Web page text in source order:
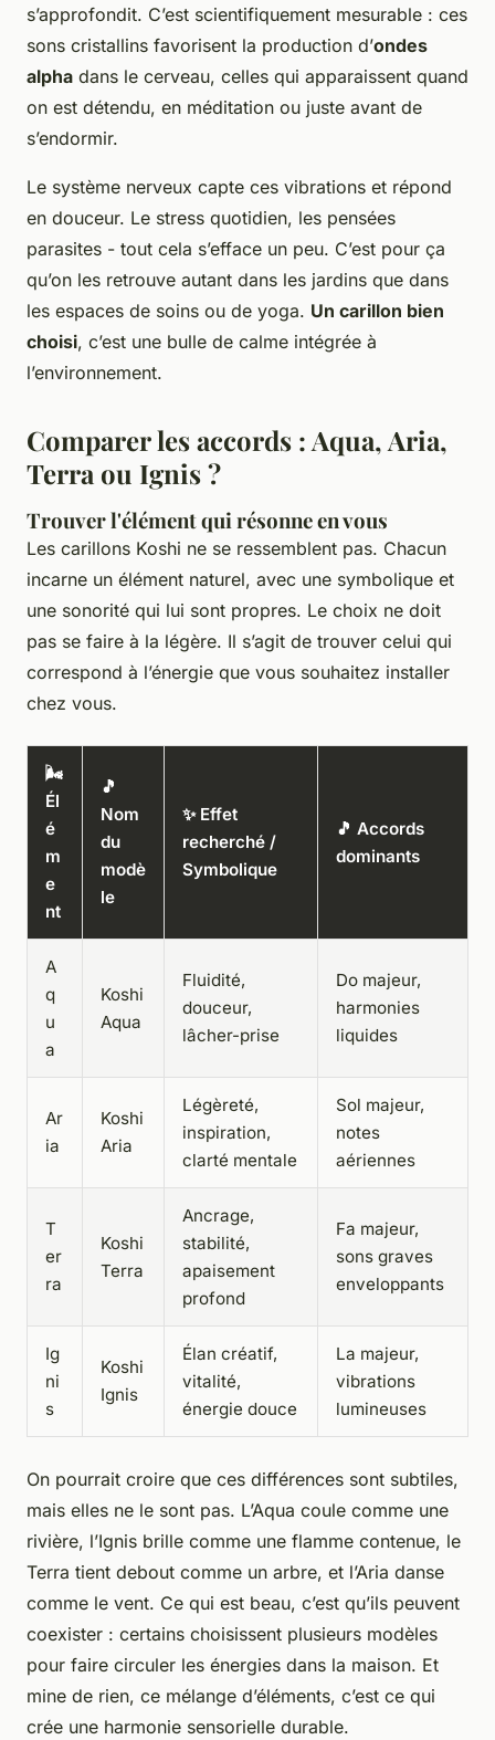
s’approfondit. C’est scientifiquement mesurable : ces
sons cristallins favorisent la production d’ondes
alpha dans le cerveau, celles qui apparaissent quand
on est détendu, en méditation ou juste avant de
s’endormir.
Le système nerveux capte ces vibrations et répond
en douceur. Le stress quotidien, les pensées
parasites - tout cela s’efface un peu. C’est pour ça
qu’on les retrouve autant dans les jardins que dans
les espaces de soins ou de yoga. Un carillon bien
choisi, c’est une bulle de calme intégrée à
l’environnement.
Comparer les accords : Aqua, Aria,
Terra ou Ignis ?
Trouver l'élément qui résonne en vous
Les carillons Koshi ne se ressemblent pas. Chacun
incarne un élément naturel, avec une symbolique et
une sonorité qui lui sont propres. Le choix ne doit
pas se faire à la légère. Il s’agit de trouver celui qui
correspond à l’énergie que vous souhaitez installer
chez vous.
🌬️
Él
é
m
e
nt
🎵
Nom
du
modè
le
✨ Effet
recherché /
Symbolique
🎵 Accords
dominants
A
q
u
a
Koshi
Aqua
Fluidité,
douceur,
lâcher-prise
Do majeur,
harmonies
liquides
Ar
ia
Koshi
Aria
Légèreté,
inspiration,
clarté mentale
Sol majeur,
notes
aériennes
T
er
ra
Koshi
Terra
Ancrage,
stabilité,
apaisement
profond
Fa majeur,
sons graves
enveloppants
Ig
ni
s
Koshi
Ignis
Élan créatif,
vitalité,
énergie douce
La majeur,
vibrations
lumineuses
On pourrait croire que ces différences sont subtiles,
mais elles ne le sont pas. L’Aqua coule comme une
rivière, l’Ignis brille comme une flamme contenue, le
Terra tient debout comme un arbre, et l’Aria danse
comme le vent. Ce qui est beau, c’est qu’ils peuvent
coexister : certains choisissent plusieurs modèles
pour faire circuler les énergies dans la maison. Et
mine de rien, ce mélange d’éléments, c’est ce qui
crée une harmonie sensorielle durable.